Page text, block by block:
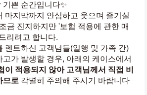
쁜 순간입니다✨
마지막까지 안심하고 웃으며 즐기실
금 진지하지만 '보험 적용에 관한 매
리려고 합니다.
렌트하신 고객님들(일행 및 가족 간)
가 발생할 경우, 아래의 케이스에서
이 적용되지 않아 고객님께서 직접 비
므로 각별히 주의해 주시기 바랍니다